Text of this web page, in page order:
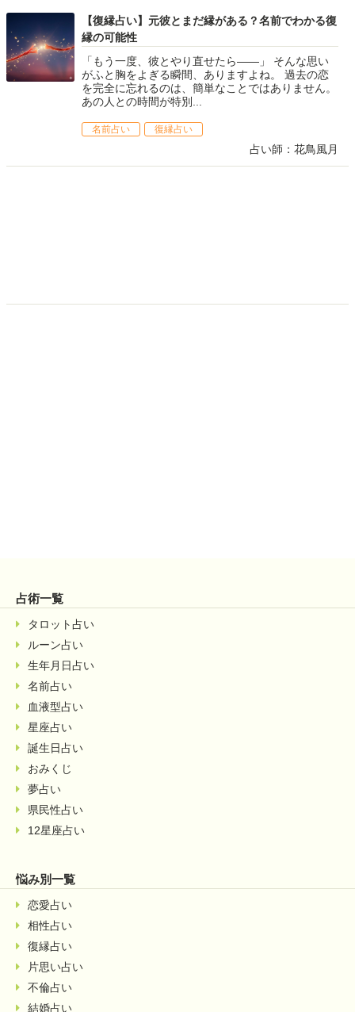
【復縁占い】元彼とまだ縁がある？名前でわかる復
縁の可能性
「もう一度、彼とやり直せたら——」 そんな思い
がふと胸をよぎる瞬間、ありますよね。 過去の恋
を完全に忘れるのは、簡単なことではありません。
あの人との時間が特別...
名前占い 復縁占い
占い師：花鳥風月
占術一覧
タロット占い
ルーン占い
生年月日占い
名前占い
血液型占い
星座占い
誕生日占い
おみくじ
夢占い
県民性占い
12星座占い
悩み別一覧
恋愛占い
相性占い
復縁占い
片思い占い
不倫占い
結婚占い